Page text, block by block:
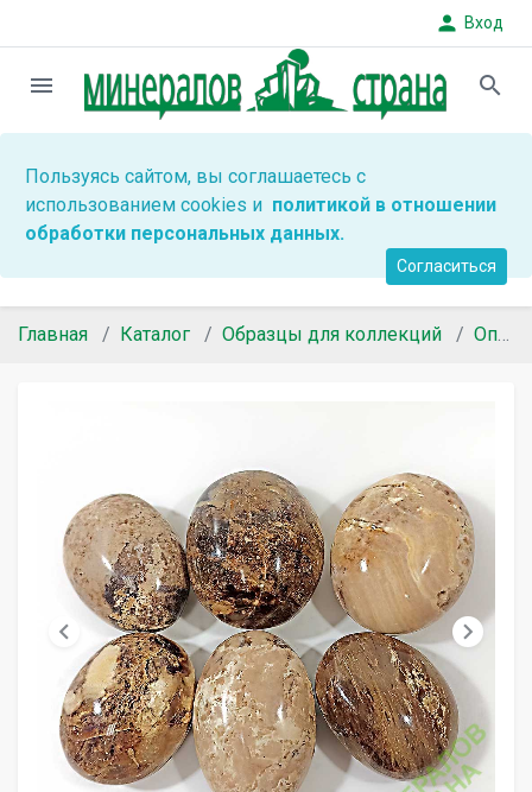
person Вход
menu search
Пользуясь сайтом, вы соглашаетесь с
использованием cookies и политикой в отношении
обработки персональных данных.
Согласиться
Главная Каталог Образцы для коллекций Опал
chevron_left chevron_right